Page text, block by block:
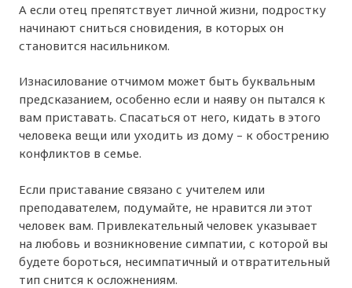
А если отец препятствует личной жизни, подростку
начинают сниться сновидения, в которых он
становится насильником.
Изнасилование отчимом может быть буквальным
предсказанием, особенно если и наяву он пытался к
вам приставать. Спасаться от него, кидать в этого
человека вещи или уходить из дому – к обострению
конфликтов в семье.
Если приставание связано с учителем или
преподавателем, подумайте, не нравится ли этот
человек вам. Привлекательный человек указывает
на любовь и возникновение симпатии, с которой вы
будете бороться, несимпатичный и отвратительный
тип снится к осложнениям.